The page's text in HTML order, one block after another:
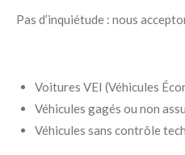
Pas d’inquiétude : nous
Voitures VEI (Véhicules
Véhicules gagés ou non
Véhicules sans contrôle